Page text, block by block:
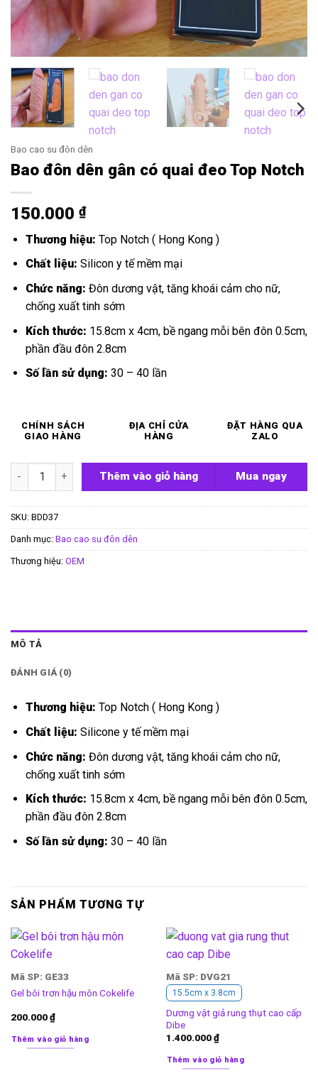
Bao cao su đôn dên
Bao đôn dên gân có quai đeo Top Notch
150.000 ₫
Thương hiệu: Top Notch ( Hong Kong )
Chất liệu: Silicon y tế mềm mại
Chức năng: Đôn dương vật, tăng khoái cảm cho nữ,
chống xuất tinh sớm
Kích thước: 15.8cm x 4cm, bề ngang mỗi bên đôn 0.5cm,
phần đầu đôn 2.8cm
Số lần sử dụng: 30 – 40 lần
CHÍNH SÁCH
GIAO HÀNG
ĐỊA CHỈ CỬA
HÀNG
ĐẶT HÀNG QUA
ZALO
Bao đôn dên gân có quai đeo Top Notch số lượng
Thêm vào giỏ hàng Mua ngay
SKU: BDD37
Danh mục: Bao cao su đôn dên
Thương hiệu: OEM
MÔ TẢ
ĐÁNH GIÁ (0)
Thương hiệu: Top Notch ( Hong Kong )
Chất liệu: Silicone y tế mềm mại
Chức năng: Đôn dương vật, tăng khoái cảm cho nữ,
chống xuất tinh sớm
Kích thước: 15.8cm x 4cm, bề ngang mỗi bên đôn 0.5cm,
phần đầu đôn 2.8cm
Số lần sử dụng: 30 – 40 lần
SẢN PHẨM TƯƠNG TỰ
Mã SP: GE33
Gel bôi trơn hậu môn Cokelife
200.000₫
Thêm vào giỏ hàng
Mã SP: DVG21
15.5cm x 3.8cm
Dương vật giả rung thụt cao cấp
Dibe
1.400.000₫
Thêm vào giỏ hàng